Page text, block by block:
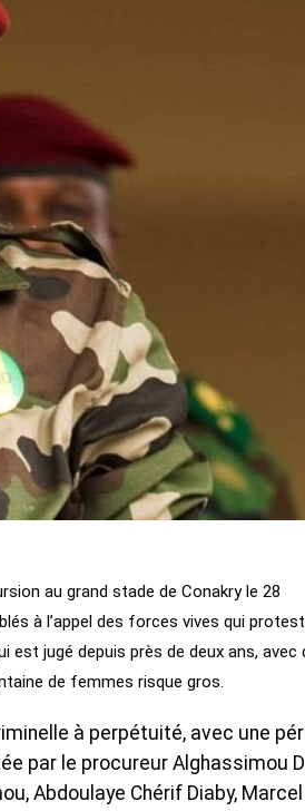
au grand stade de Conakry le 28
à l’appel des forces vives qui
est jugé depuis près de deux ans, avec
de femmes risque gros.
à perpétuité, avec une
par le procureur Alghassimou
Abdoulaye Chérif Diaby, Marcel